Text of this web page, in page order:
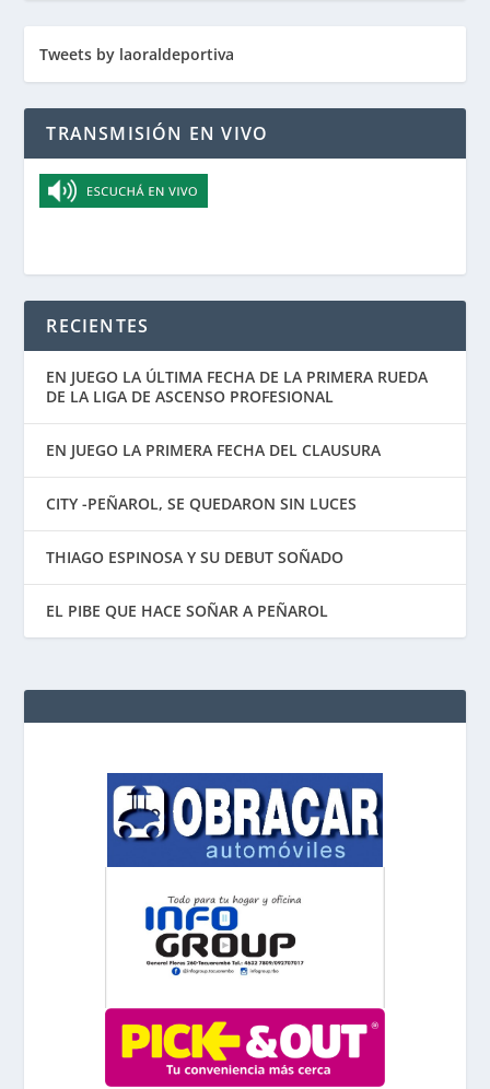
Tweets by laoraldeportiva
TRANSMISIÓN EN VIVO
RECIENTES
EN JUEGO LA ÚLTIMA FECHA DE LA PRIMERA RUEDA
DE LA LIGA DE ASCENSO PROFESIONAL
EN JUEGO LA PRIMERA FECHA DEL CLAUSURA
CITY -PEÑAROL, SE QUEDARON SIN LUCES
THIAGO ESPINOSA Y SU DEBUT SOÑADO
EL PIBE QUE HACE SOÑAR A PEÑAROL